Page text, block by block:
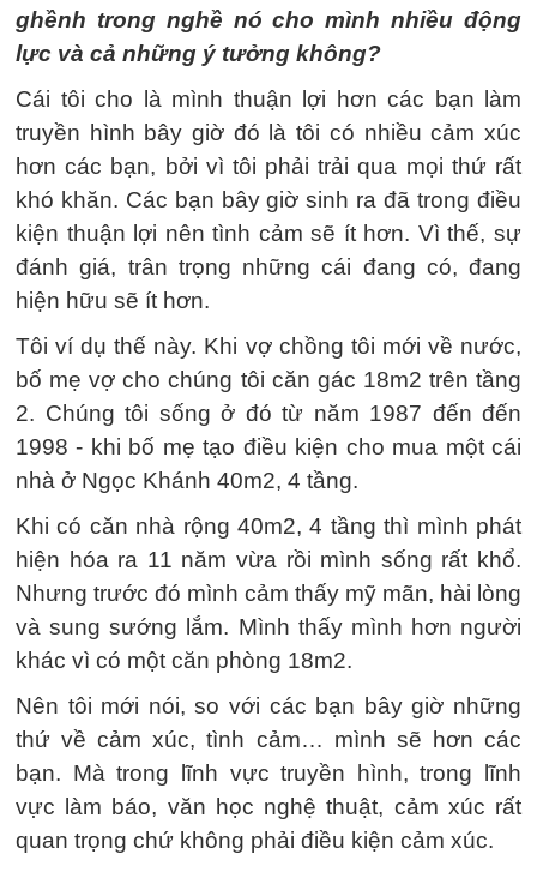
ghềnh trong nghề nó cho mình nhiều động
lực và cả những ý tưởng không?
Cái tôi cho là mình thuận lợi hơn các bạn làm
truyền hình bây giờ đó là tôi có nhiều cảm xúc
hơn các bạn, bởi vì tôi phải trải qua mọi thứ rất
khó khăn. Các bạn bây giờ sinh ra đã trong điều
kiện thuận lợi nên tình cảm sẽ ít hơn. Vì thế, sự
đánh giá, trân trọng những cái đang có, đang
hiện hữu sẽ ít hơn.
Tôi ví dụ thế này. Khi vợ chồng tôi mới về nước,
bố mẹ vợ cho chúng tôi căn gác 18m2 trên tầng
2. Chúng tôi sống ở đó từ năm 1987 đến đến
1998 - khi bố mẹ tạo điều kiện cho mua một cái
nhà ở Ngọc Khánh 40m2, 4 tầng.
Khi có căn nhà rộng 40m2, 4 tầng thì mình phát
hiện hóa ra 11 năm vừa rồi mình sống rất khổ.
Nhưng trước đó mình cảm thấy mỹ mãn, hài lòng
và sung sướng lắm. Mình thấy mình hơn người
khác vì có một căn phòng 18m2.
Nên tôi mới nói, so với các bạn bây giờ những
thứ về cảm xúc, tình cảm… mình sẽ hơn các
bạn. Mà trong lĩnh vực truyền hình, trong lĩnh
vực làm báo, văn học nghệ thuật, cảm xúc rất
quan trọng chứ không phải điều kiện cảm xúc.